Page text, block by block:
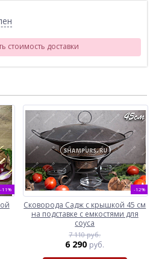
стоимость доставки
-11% -12%
Сковорода Садж с крышкой 45 см
на подставке с емкостями для
соуса
7 110 руб.
6 290 руб.